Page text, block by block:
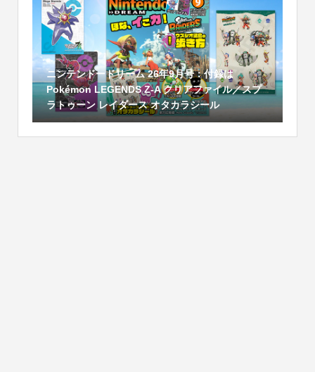
ニンテンドードリーム 26年9月号：付録は
Pokémon LEGENDS Z-A クリアファイル／スプ
ラトゥーン レイダース オタカラシール